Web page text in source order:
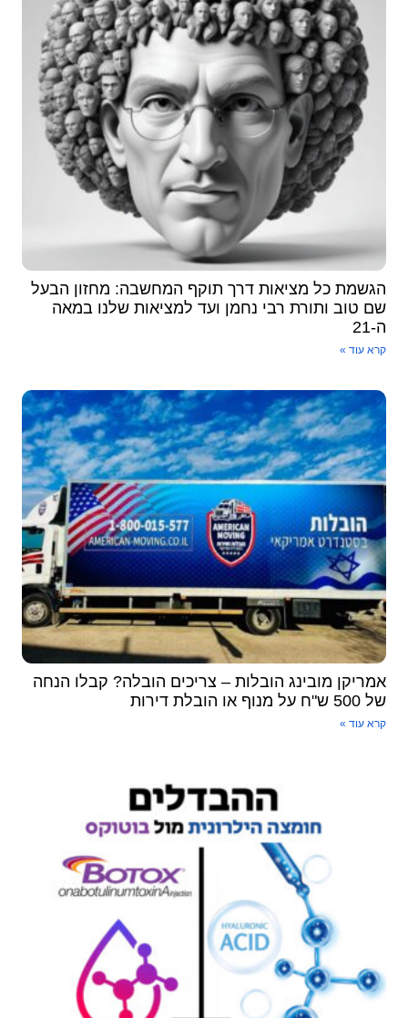
הגשמת כל מציאות דרך תוקף המחשבה: מחזון הבעל
שם טוב ותורת רבי נחמן ועד למציאות שלנו במאה
ה-21
קרא עוד »
אמריקן מובינג הובלות – צריכים הובלה? קבלו הנחה
של 500 ש"ח על מנוף או הובלת דירות
קרא עוד »